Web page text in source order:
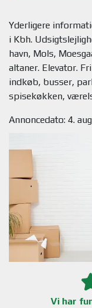
Yderligere
i Kbh.
havn, Mols,
altaner. Elevator.
indkøb, busser,
Annoncedato: 4.
Vi har